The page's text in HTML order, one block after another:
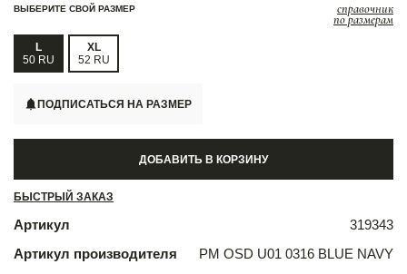
ВЫБЕРИТЕ СВОЙ РАЗМЕР справочник
по размерам
L
50 RU
XL
52 RU
ПОДПИСАТЬСЯ НА РАЗМЕР
ДОБАВИТЬ В КОРЗИНУ
БЫСТРЫЙ ЗАКАЗ
Артикул
319343
Артикул производителя
PM OSD U01 0316 BLUE NAVY